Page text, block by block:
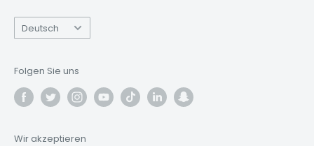
Sprache
Deutsch
Folgen Sie uns
Wir akzeptieren